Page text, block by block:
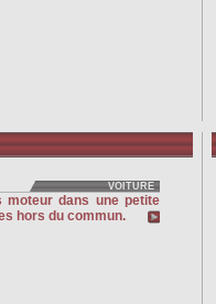
VOITURE
moteur dans une petite
hors du commun.